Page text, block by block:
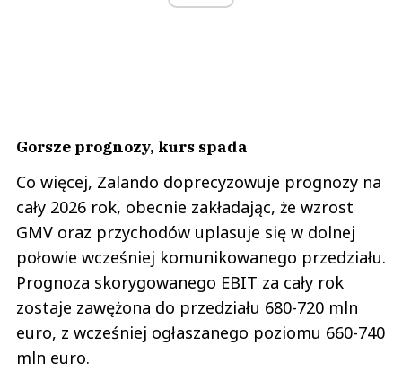
Gorsze prognozy, kurs spada
Co więcej, Zalando doprecyzowuje prognozy na
cały 2026 rok, obecnie zakładając, że wzrost
GMV oraz przychodów uplasuje się w dolnej
połowie wcześniej komunikowanego przedziału.
Prognoza skorygowanego EBIT za cały rok
zostaje zawężona do przedziału 680-720 mln
euro, z wcześniej ogłaszanego poziomu 660-740
mln euro.